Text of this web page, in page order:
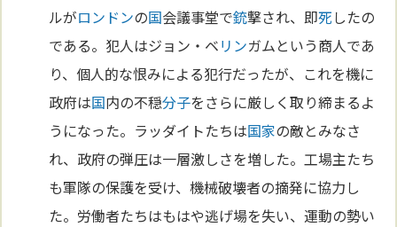
ルがロンドンの国会議事堂で銃撃され、即死したの
である。犯人はジョン・ベリンガムという商人であ
り、個人的な恨みによる犯行だったが、これを機に
政府は国内の不穏分子をさらに厳しく取り締まるよ
うになった。ラッダイトたちは国家の敵とみなさ
れ、政府の弾圧は一層激しさを増した。工場主たち
も軍隊の保護を受け、機械破壊者の摘発に協力し
た。労働者たちはもはや逃げ場を失い、運動の勢い